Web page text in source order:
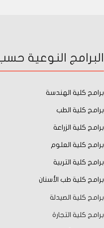
البرامج النوعية
برامج كلية الهندسة
برامج كلية الطب
برامج كلية الزراعة
برامج كلية العلوم
برامج كلية التربية
برامج كلية طب الأسنان
برامج كلية الصيدلة
برامج كلية التجارة